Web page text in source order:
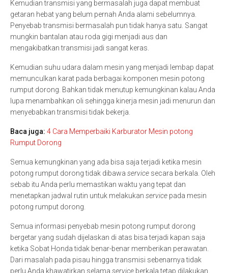
Kemudian transmisi yang bermasalah juga dapat membuat
getaran hebat yang belum pernah Anda alami sebelumnya.
Penyebab transmisi bermasalah pun tidak hanya satu. Sangat
mungkin bantalan atau roda gigi menjadi aus dan
mengakibatkan transmisi jadi sangat keras.
Kemudian suhu udara dalam mesin yang menjadi lembap dapat
memunculkan karat pada berbagai komponen mesin potong
rumput dorong. Bahkan tidak menutup kemungkinan kalau Anda
lupa menambahkan oli sehingga kinerja mesin jadi menurun dan
menyebabkan transmisi tidak bekerja.
Baca juga: 4 Cara Memperbaiki Karburator Mesin potong
Rumput Dorong
Semua kemungkinan yang ada bisa saja terjadi ketika mesin
potong rumput dorong tidak dibawa service secara berkala. Oleh
sebab itu Anda perlu memastikan waktu yang tepat dan
menetapkan jadwal rutin untuk melakukan service pada mesin
potong rumput dorong.
Semua informasi penyebab mesin potong rumput dorong
bergetar yang sudah dijelaskan di atas bisa terjadi kapan saja
ketika Sobat Honda tidak benar-benar memberikan perawatan.
Dari masalah pada pisau hingga transmisi sebenarnya tidak
perlu Anda khawatirkan selama service berkala tetap dilakukan.